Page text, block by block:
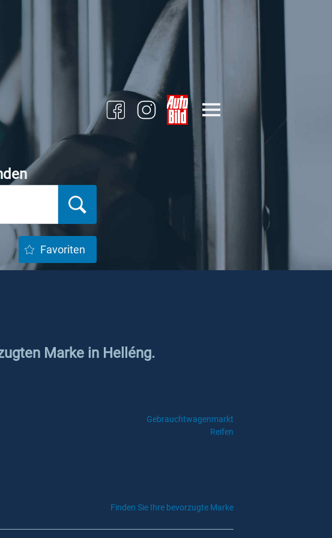
Favoriten
Marke in Helléng.
Gebrauchtwagenmarkt
Reifen
Finden Sie Ihre bevorzugte Marke